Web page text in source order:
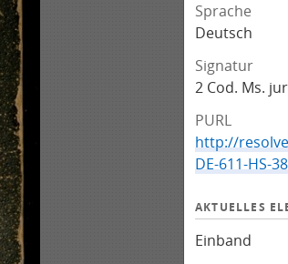
Sprache
Deutsch
Signatur
2 Cod. Ms.
PURL
http://
DE-611-HS-
AKTUELLES
Einband